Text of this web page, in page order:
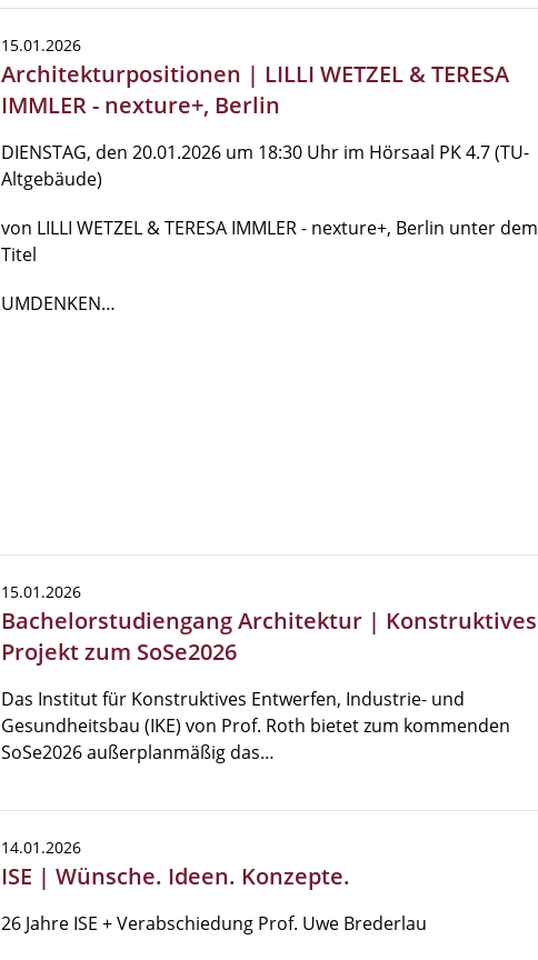
15.01.2026
Architekturpositionen | LILLI WETZEL & TERESA
IMMLER - nexture+, Berlin
DIENSTAG, den 20.01.2026 um 18:30 Uhr im Hörsaal PK 4.7 (TU-
Altgebäude)
von LILLI WETZEL & TERESA IMMLER - nexture+, Berlin unter dem
Titel
UMDENKEN…
15.01.2026
Bachelorstudiengang Architektur | Konstruktives
Projekt zum SoSe2026
Das Institut für Konstruktives Entwerfen, Industrie- und
Gesundheitsbau (IKE) von Prof. Roth bietet zum kommenden
SoSe2026 außerplanmäßig das…
14.01.2026
ISE | Wünsche. Ideen. Konzepte.
26 Jahre ISE + Verabschiedung Prof. Uwe Brederlau